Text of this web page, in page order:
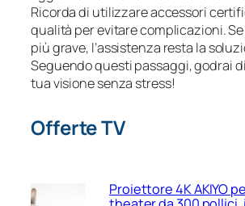
Ricorda di utilizzare accessori
qualità per evitare complicazioni.
più grave, l’assistenza resta la
Seguendo questi passaggi, godrai
tua visione senza stress!
Offerte TV
Proiettore 4K AKIYO